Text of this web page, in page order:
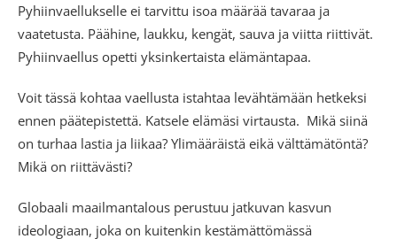
Pyhiinvaellukselle ei tarvittu isoa määrää tavaraa ja
vaatetusta. Päähine, laukku, kengät, sauva ja viitta riittivät.
Pyhiinvaellus opetti yksinkertaista elämäntapaa.
Voit tässä kohtaa vaellusta istahtaa levähtämään hetkeksi
ennen päätepistettä. Katsele elämäsi virtausta. Mikä siinä
on turhaa lastia ja liikaa? Ylimääräistä eikä välttämätöntä?
Mikä on riittävästi?
Globaali maailmantalous perustuu jatkuvan kasvun
ideologiaan, joka on kuitenkin kestämättömässä